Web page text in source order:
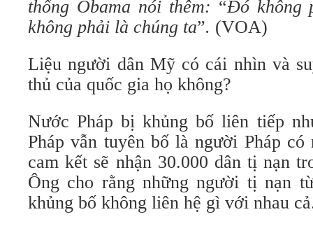
thống Obama nói thêm: “Đó không
không phải là chúng ta”. (VOA)
Liệu người dân Mỹ có cái nhìn và
thủ của quốc gia họ không?
Nước Pháp bị khủng bố liên tiếp
Pháp vẫn tuyên bố là người Pháp
cam kết sẽ nhận 30.000 dân tị nạn
Ông cho rằng những người tị nạn
khủng bố không liên hệ gì với nhau